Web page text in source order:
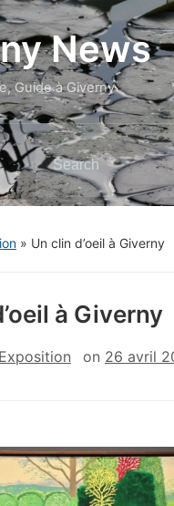
News
Guide à Giverny
Search
for:
» Un clin d’oeil à Giverny
à Giverny
Exposition on 26 avril